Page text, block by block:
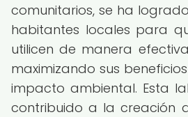
comunitarios, se ha
habitantes locales para
utilicen de manera
maximizando sus
impacto ambiental. Esta
contribuido a la creación